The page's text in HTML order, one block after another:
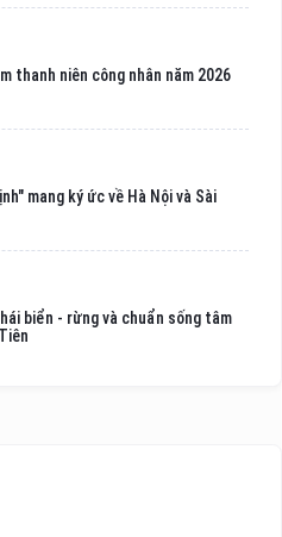
thanh niên công nhân năm 2026
mang ký ức về Hà Nội và Sài
biển - rừng và chuẩn sống tâm